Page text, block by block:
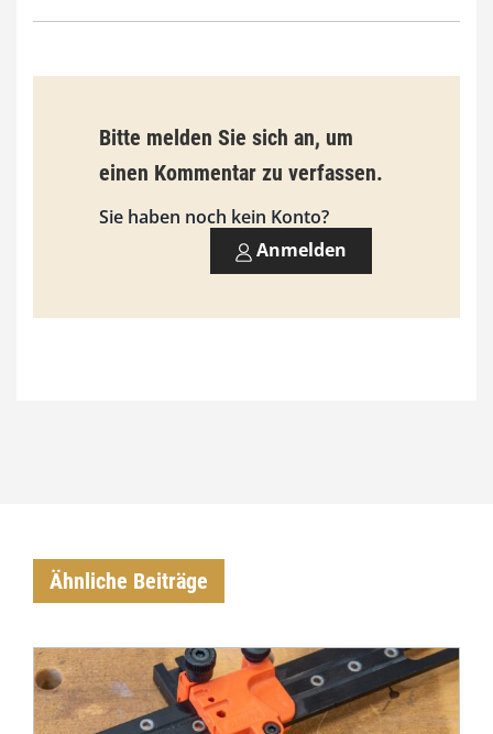
Bitte melden Sie sich an, um
einen Kommentar zu verfassen.
Sie haben noch kein Konto?
Anmelden
Ähnliche Beiträge